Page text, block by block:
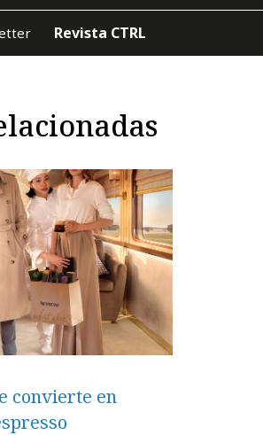
Revista CTRL
convierte en